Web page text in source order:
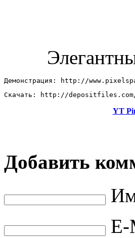
Демонстрация: http://
Скачать: http://
YT
Добавить
E-